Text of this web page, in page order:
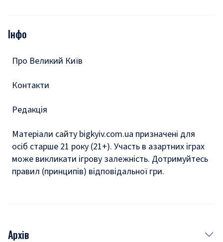
Подкасти
Тести
Інфо
Про Великий Київ
Контакти
Редакція
Матеріали сайту bigkyiv.com.ua призначені для
осіб старше 21 року (21+). Участь в азартних іграх
може викликати ігрову залежність. Дотримуйтесь
правил (принципів) відповідальної гри.
Архів